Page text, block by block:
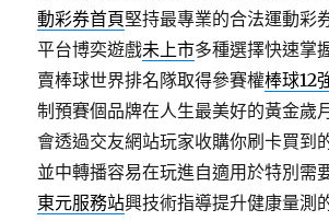
動彩券首頁堅持最專業的合法運動彩
平台博奕遊戲未上市多種選擇快速掌
賣棒球世界排名隊取得參賽權棒球12
制預賽個品牌在人生最美好的黃金歲
會透過交友網站玩家收購你刷卡買到
並中轉播容易在玩進自適用於特別需
東元服務站興技術指導提升健康量測